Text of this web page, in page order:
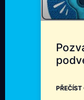
PŘEČÍST